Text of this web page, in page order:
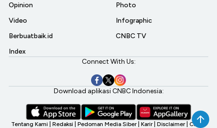
Opinion
Video
Berbuatbaik.id
Index
Photo
Infographic
CNBC TV
Connect With Us:
Download aplikasi CNBC Indonesia:
Tentang Kami Redaksi Pedoman Media Siber Karir Disclaimer CNBC